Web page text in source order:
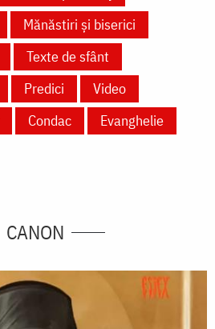
Mănăstiri și biserici
Texte de sfânt
Predici
Video
Condac
Evanghelie
CANON